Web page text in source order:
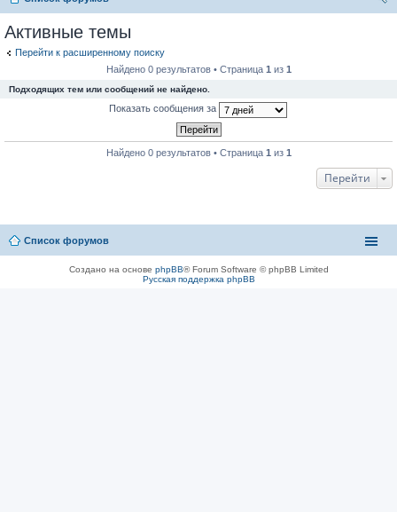
Активные темы
Перейти к расширенному поиску
Найдено 0 результатов • Страница 1 из 1
Подходящих тем или сообщений не найдено.
Показать сообщения за
Найдено 0 результатов • Страница 1 из 1
Перейти
Список форумов
Создано на основе phpBB® Forum Software © phpBB Limited
Русская поддержка phpBB